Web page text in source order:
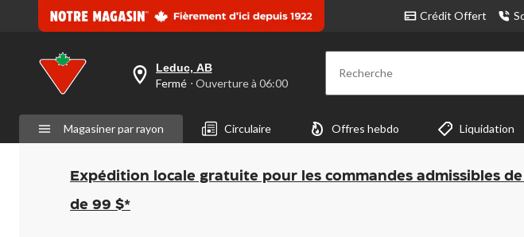
Crédit Offert
votre
est
Leduc,
AB,
Fermé,
Ouverture
à
Leduc, AB
Fermé ⋅ Ouverture à 06:00 Recherche
Magasiner par rayon Circulaire Offres hebdo Liquidation
Expédition locale gratuite pour les commandes admissibles
de 99 $*
page.